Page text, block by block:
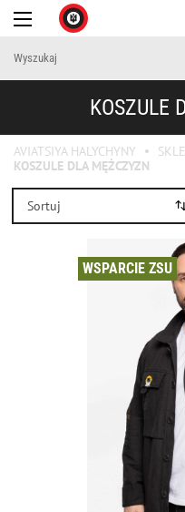
KOSZULE
AVIATSIYA HALYCHYNY
KOSZULE DLA MĘŻCZYZN
Sortuj
WSPARCIE ZSU